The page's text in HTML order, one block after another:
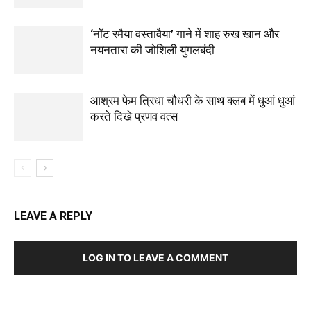
‘नॉट रमैया वस्तावैया’ गाने में शाह रुख खान और
नयनतारा की जोशिली युगलबंदी
आश्रम फेम त्रिधा चौधरी के साथ क्लब में धुआं धुआं
करते दिखे प्रणव वत्स
LEAVE A REPLY
LOG IN TO LEAVE A COMMENT